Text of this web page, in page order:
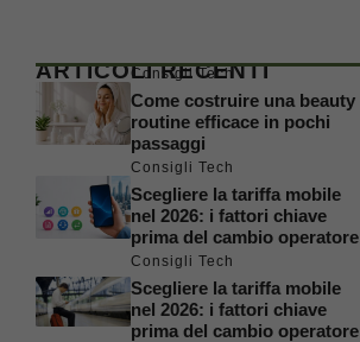
ARTICOLI RECENTI
Consigli Tech
Come costruire una beauty
routine efficace in pochi
passaggi
Consigli Tech
Scegliere la tariffa mobile
nel 2026: i fattori chiave
prima del cambio operatore
Consigli Tech
Scegliere la tariffa mobile
nel 2026: i fattori chiave
prima del cambio operatore